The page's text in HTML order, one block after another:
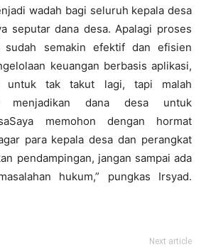
wadah bagi seluruh kepala desa
seputar dana desa. Apalagi proses
sudah semakin efektif dan efisien
keuangan berbasis aplikasi,
untuk tak takut lagi, tapi malah
menjadikan dana desa untuk
memohon dengan hormat
para kepala desa dan perangkat
pendampingan, jangan sampai ada
hukum,” pungkas Irsyad.
Next article